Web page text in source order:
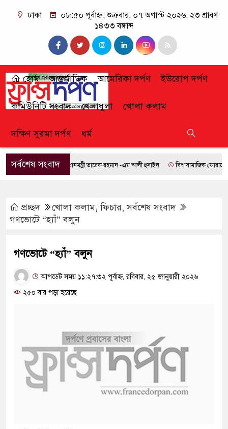
ঢাকা
০৮:৫০ পূর্বাহ্ন, শুক্রবার, ০৭ অগাস্ট ২০২৬, ২৩ শ্রাবণ
১৪৩৩ বঙ্গাব্দ
হোম আন্তর্জাতিক আমেরিকা দর্পণ ইউরোপ দর্পণ
কমিউনিটি সংবাদ খেলাধুলা খোলা কলাম
দক্ষিণ সুরমা দর্পণ ধর্ম
সর্বশেষ সংবাদপ্রধানমন্ত্রী তারেক রহমান -এম আলী হুসাইন বিশ্ব সামাজিক ফোরামে যোগ
প্রচ্ছদ খোলা কলাম,ফিচার,সর্বশেষ সংবাদ
গণভোটে “হ্যাঁ” বলুন
গণভোটে “হ্যাঁ” বলুন
আপডেট সময় ১১:২৭:৩২ পূর্বাহ্ন, রবিবার, ২৫ জানুয়ারী ২০২৬
২৫০ বার পড়া হয়েছে